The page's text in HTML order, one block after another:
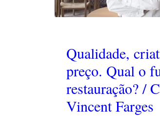
Qualidade,
preço. Qual o
restauração? /
Vincent Farges